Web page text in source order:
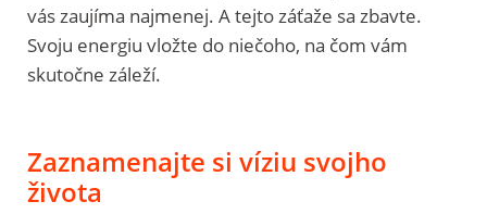
vás zaujíma najmenej. A tejto záťaže sa zbavte.
Svoju energiu vložte do niečoho, na čom vám
skutočne záleží.
Zaznamenajte si víziu svojho
života